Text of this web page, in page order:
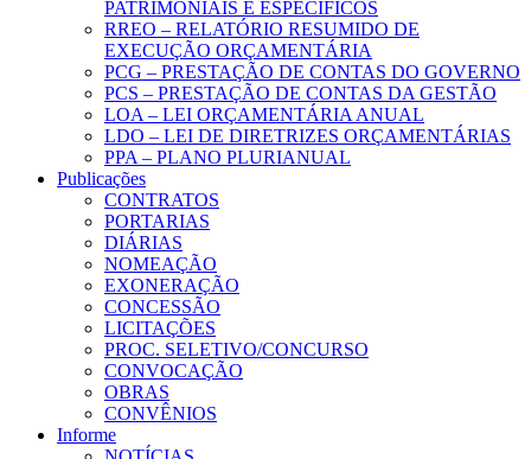
PATRIMONIAIS E ESPECÍFICOS
RREO – RELATÓRIO RESUMIDO DE
EXECUÇÃO ORÇAMENTÁRIA
PCG – PRESTAÇÃO DE CONTAS DO GOVERNO
PCS – PRESTAÇÃO DE CONTAS DA GESTÃO
LOA – LEI ORÇAMENTÁRIA ANUAL
LDO – LEI DE DIRETRIZES ORÇAMENTÁRIAS
PPA – PLANO PLURIANUAL
Publicações
CONTRATOS
PORTARIAS
DIÁRIAS
NOMEAÇÃO
EXONERAÇÃO
CONCESSÃO
LICITAÇÕES
PROC. SELETIVO/CONCURSO
CONVOCAÇÃO
OBRAS
CONVÊNIOS
Informe